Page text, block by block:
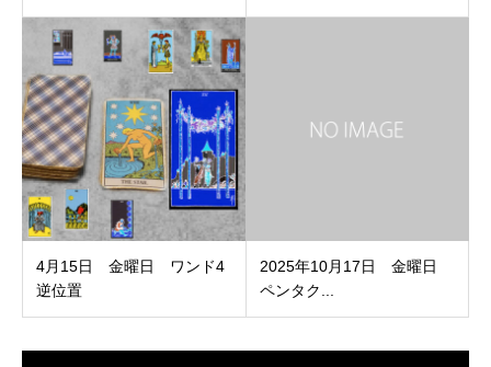
4月15日 金曜日 ワンド4
逆位置
2025年10月17日 金曜日
ペンタク...